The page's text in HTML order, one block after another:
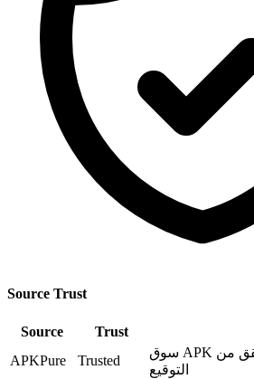
Source Trust
Source Trust
APKPure
Trusted
سوق APK الشعبي، يُنصح بالتحقق من
التوقيع